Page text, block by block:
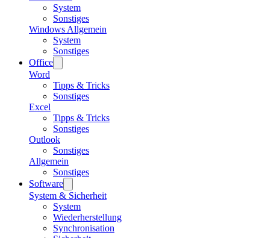
System
Sonstiges
Windows Allgemein
System
Sonstiges
Office
Word
Tipps & Tricks
Sonstiges
Excel
Tipps & Tricks
Sonstiges
Outlook
Sonstiges
Allgemein
Sonstiges
Software
System & Sicherheit
System
Wiederherstellung
Synchronisation